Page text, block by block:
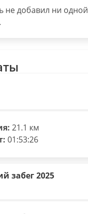
не добавил ни одной
21.1 км
01:53:26
забег 2025